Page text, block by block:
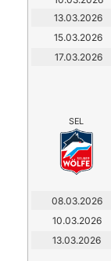
13.03.2026
15.03.2026
17.03.2026
SEL
08.03.2026
10.03.2026
13.03.2026